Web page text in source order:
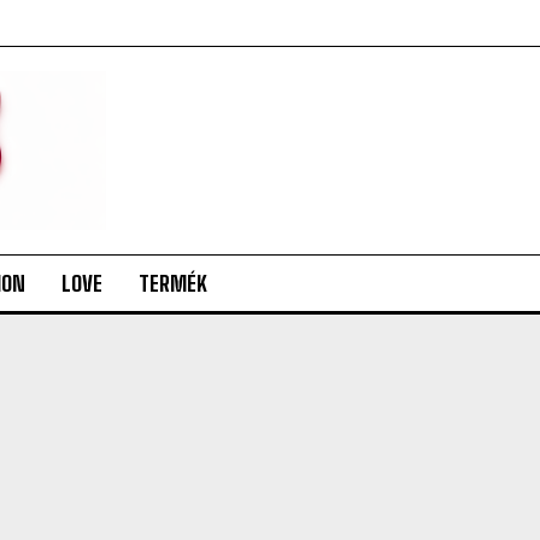
LOVE TERMÉK